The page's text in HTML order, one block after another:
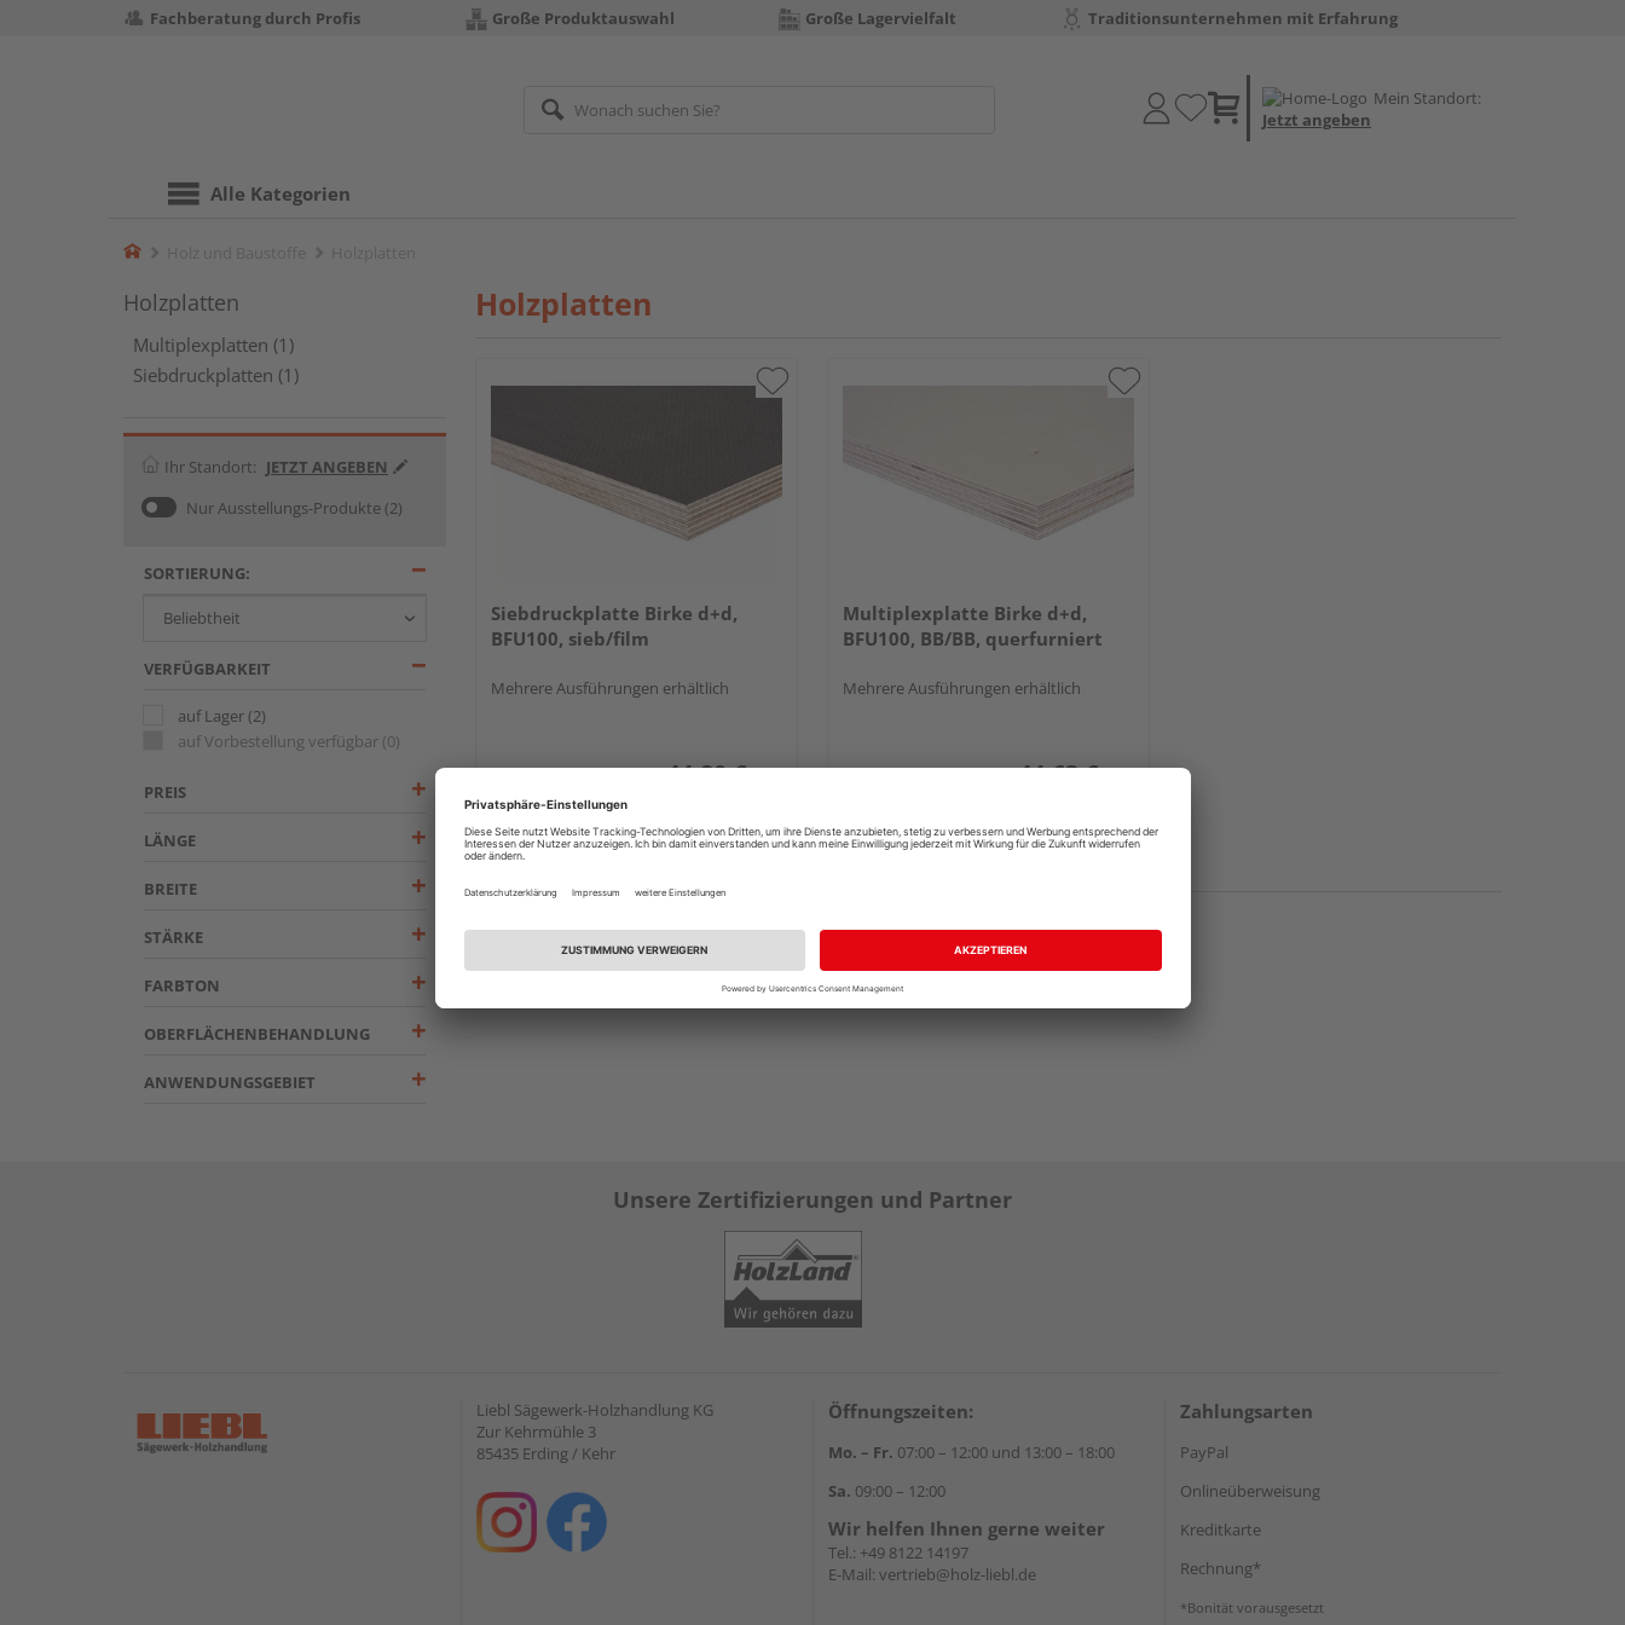
Fachberatung durch Profis Große Produktauswahl Große Lagervielfalt Traditionsunternehmen mit Erfahrung
Mein Standort:
Jetzt angeben
Alle Kategorien
Home
Holzplatten
Multiplexplatten (1)
Siebdruckplatten (1)
Ihr Standort: JETZT ANGEBEN
Nur Ausstellungs-Produkte (2)
SORTIERUNG:
VERFÜGBARKEIT
auf Lager(2)
auf Vorbestellung verfügbar (0)
PREIS
LÄNGE
BREITE
STÄRKE
FARBTON
OBERFLÄCHENBEHANDLUNG
ANWENDUNGSGEBIET
Holzplatten
Siebdruckplatte Birke d+d,
BFU100, sieb/film
Mehrere Ausführungen erhältlich
44,80 €
Multiplexplatte Birke d+d,
BFU100, BB/BB, querfurniert
Mehrere Ausführungen erhältlich
44,63 €
Unsere Zertifizierungen und Partner
Liebl Sägewerk-Holzhandlung KG
Zur Kehrmühle 3
85435 Erding / Kehr
Öffnungszeiten:
Mo. – Fr. 07:00 – 12:00 und 13:00 – 18:00
Sa. 09:00 – 12:00
Wir helfen Ihnen gerne weiter
Tel.: +49 8122 14197
E-Mail: vertrieb@holz-liebl.de
Zahlungsarten
PayPal
Onlineüberweisung
Kreditkarte
Rechnung*
*Bonität vorausgesetzt